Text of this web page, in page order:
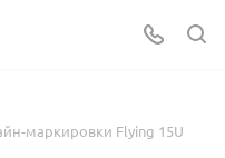
маркировки Flying 15U